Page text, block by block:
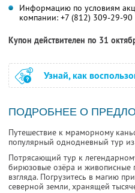
Информацию по условиям
компании: +7 (812) 309-29-90
Купон действителен по 31
Узнай, как
ПОДРОБНЕЕ О
Путешествие к мраморному
популярный однодневный тур
Потрясающий тур к
бирюзовые озёра и живописные
взгляда. Погрузитесь в магию
северной земли, хранящей